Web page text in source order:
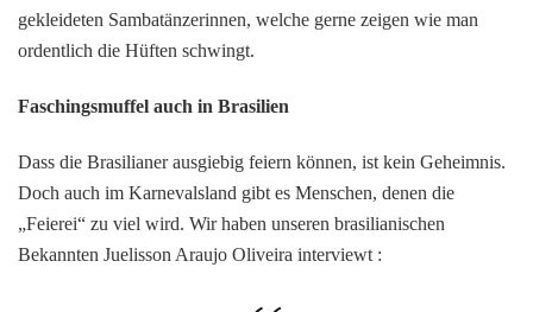
gekleideten Sambatänzerinnen, welche gerne zeigen wie man
ordentlich die Hüften schwingt.
Faschingsmuffel auch in Brasilien
Dass die Brasilianer ausgiebig feiern können, ist kein Geheimnis.
Doch auch im Karnevalsland gibt es Menschen, denen die
„Feierei“ zu viel wird. Wir haben unseren brasilianischen
Bekannten Juelisson Araujo Oliveira interviewt :